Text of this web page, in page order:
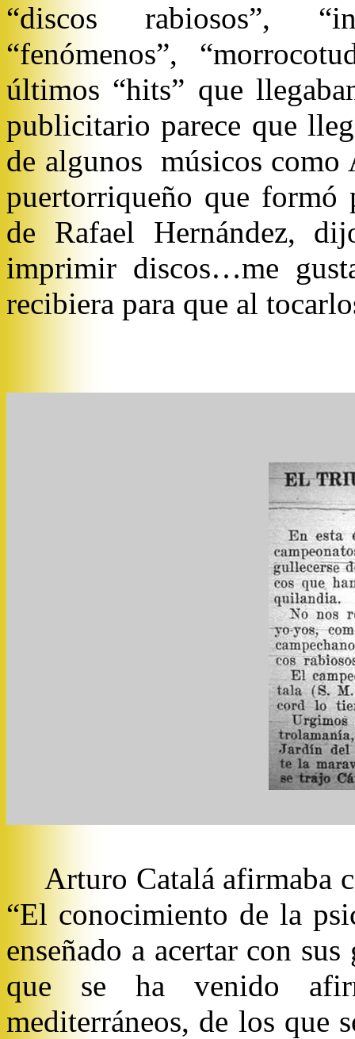
“discos rabiosos”,
“fenómenos”,
últimos “hits” que
publicitario parece que
de algunos músicos como
puertorriqueño que
de Rafael Hernández,
imprimir discos…me
recibiera para que al
Arturo Catalá afirmaba
“El conocimiento de la
enseñado a acertar con
que se ha venido
mediterráneos, de los que